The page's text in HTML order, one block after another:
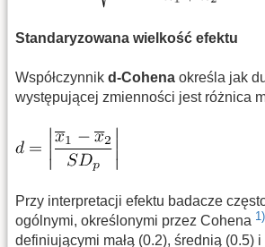
Standaryzowana wielkość efektu
Współczynnik d-Cohena określa jak
występującej zmienności jest różnica
Przy interpretacji efektu badacze
ogólnymi, określonymi przez Cohena 1)
definiującymi małą (0.2), średnią (0.5)